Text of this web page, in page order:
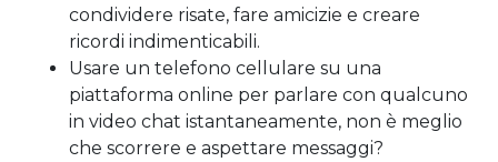
condividere risate, fare amicizie e creare
ricordi indimenticabili.
Usare un telefono cellulare su una
piattaforma online per parlare con qualcuno
in video chat istantaneamente, non è meglio
che scorrere e aspettare messaggi?